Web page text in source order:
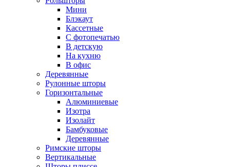
Мини
Блэкаут
Кассетные
С фотопечатью
В детскую
На кухню
В офис
Деревянные
Рулонные шторы
Горизонтальные
Алюминиевые
Изотра
Изолайт
Бамбуковые
Деревянные
Римские шторы
Вертикальные